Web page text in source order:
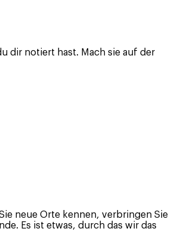
dir notiert hast. Mach sie auf der
neue Orte kennen, verbringen Sie
Es ist etwas, durch das wir das